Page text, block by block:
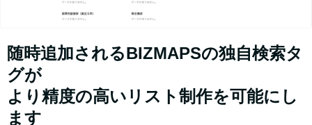
随時追加されるBIZMAPSの独自検索タ
グが
より精度の高いリスト制作を可能にし
ます